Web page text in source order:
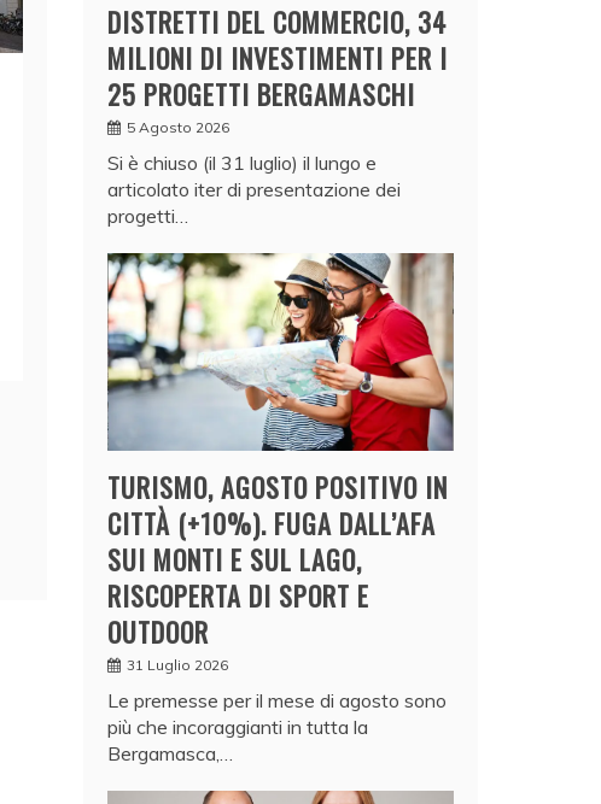
DISTRETTI DEL COMMERCIO, 34
MILIONI DI INVESTIMENTI PER I
25 PROGETTI BERGAMASCHI
5 Agosto 2026
Si è chiuso (il 31 luglio) il lungo e
articolato iter di presentazione dei
progetti…
TURISMO, AGOSTO POSITIVO IN
CITTÀ (+10%). FUGA DALL’AFA
SUI MONTI E SUL LAGO,
RISCOPERTA DI SPORT E
OUTDOOR
31 Luglio 2026
Le premesse per il mese di agosto sono
più che incoraggianti in tutta la
Bergamasca,…